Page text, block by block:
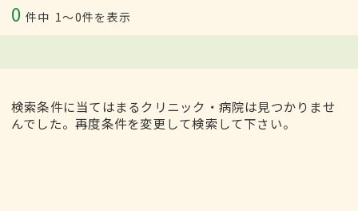
0 件中 1〜0件を表示
検索条件に当てはまるクリニック・病院は見つかりませ
んでした。再度条件を変更して検索して下さい。